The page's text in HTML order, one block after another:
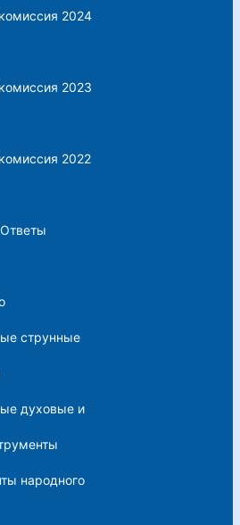
2024
2023
2022
струнные
духовые и
народного